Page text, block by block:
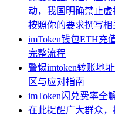
动，我国明确禁止
按照你的要求撰写相
imToken钱包ETH充
完整流程
警惕imtoken转账地
区与应对指南
imToken闪兑费率全
在此提醒广大群众